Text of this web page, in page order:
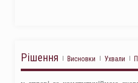
Рішення Висновки Ухвали